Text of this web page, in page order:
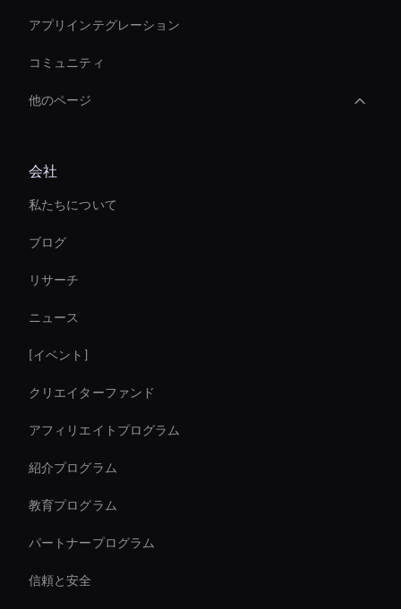
アプリインテグレーション
コミュニティ
他のページ
Live Ai Presenter
interactive hologram
Zoom Ai Avatar
AI ビデオスピードチェンジャー
Virtual Spokesperson For Branding
Real-Time Face Swap Ai
Ai Avatar For E-Commerce
会社
私たちについて
ブログ
リサーチ
ニュース
[イベント]
クリエイターファンド
アフィリエイトプログラム
紹介プログラム
教育プログラム
パートナープログラム
信頼と安全